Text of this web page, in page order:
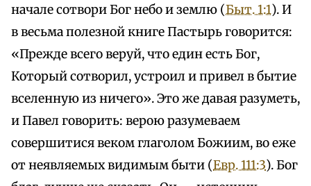
начале сотвори Бог небо и землю (Быт. 1:1). И
в весьма полезной книге Пастырь говорится:
«Прежде всего веруй, что един есть Бог,
Который сотворил, устроил и привел в бытие
вселенную из ничего». Это же давая разуметь,
и Павел говорить: верою разумеваем
совершитися веком глаголом Божиим, во еже
от неявляемых видимым быти (Евр. 111:3). Бог